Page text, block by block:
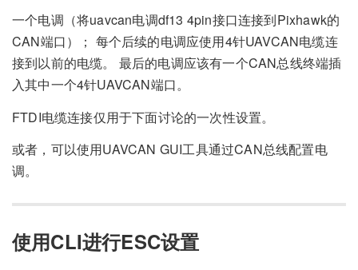
一个电调（将uavcan电调df13 4pin接口连接到Pixhawk的
CAN端口）； 每个后续的电调应使用4针UAVCAN电缆连
接到以前的电缆。 最后的电调应该有一个CAN总线终端插
入其中一个4针UAVCAN端口。
FTDI电缆连接仅用于下面讨论的一次性设置。
或者，可以使用UAVCAN GUI工具通过CAN总线配置电
调。
使用CLI进行ESC设置